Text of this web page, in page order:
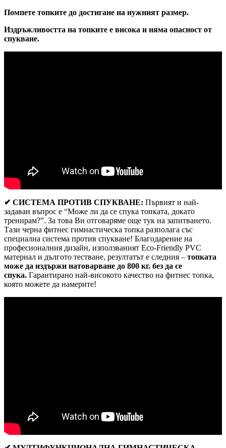
Помпете топките до достигане на нужният размер.
Издръжливостта на топките е висока и няма опасност от
спукване.
✔ СИСТЕМА ПРОТИВ СПУКВАНЕ: Първият и най-
задаван въпрос е “Може ли да се спука топката, докато
тренирам?”. За това Ви отговаряме още тук на запитването.
Тази черна фитнес гимнастическа топка разполага със
специална система против спукване! Благодарение на
професионалния дизайн, използваният Eco-Friendly PVC
материал и дългото тестване, резултатът е следния – топката
може да издържи натоварване до 800 кг. без да се
спука. Гарантирано най-високото качество на фитнес топка,
която можете да намерите!